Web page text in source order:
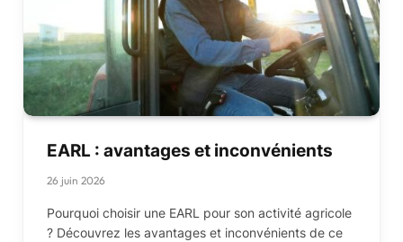
EARL : avantages et inconvénients
26 juin 2026
Pourquoi choisir une EARL pour son activité agricole
? Découvrez les avantages et inconvénients de ce